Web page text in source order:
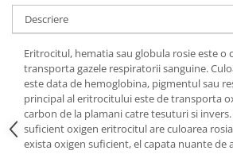
Descriere
Eritrocitul, hematia sau globula rosie este o
transporta gazele respiratorii sanguine.
este data de hemoglobina, pigmentul sau
principal al eritrocitului este de transporta
carbon de la plamani catre tesuturi si
suficient oxigen eritrocitul are culoarea
exista oxigen suficient, el capata nuante de